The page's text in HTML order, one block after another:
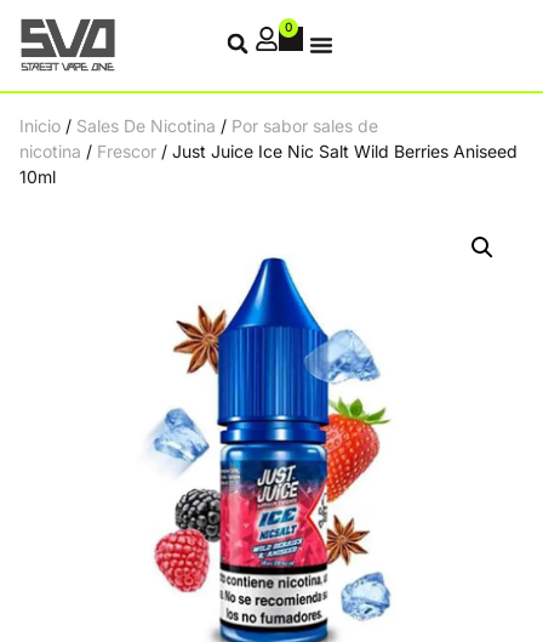
0
Inicio / Sales De Nicotina / Por sabor sales de
nicotina / Frescor / Just Juice Ice Nic Salt Wild Berries Aniseed
10ml